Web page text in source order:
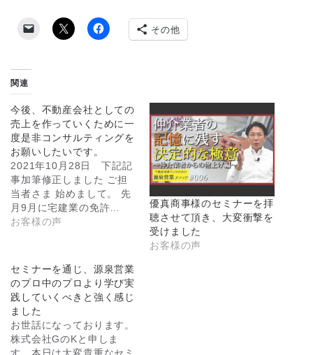
その他
関連
今後、不動産会社としての
売上を作っていくために一
度是非コンサルティングを
お願いしたいです。
2021年10月28日 下記記
事加筆修正しました ご担
当者さま 始めまして。 先
月9月に宅建業の免許…
お客様の声
優真商事様のセミナーを拝
聴させて頂き、大変衝撃を
受けました
お客様の声
セミナーを通じ、源泉営業
のプロ中のプロより学び実
践していくべきと強く感じ
ました
お世話になっております。
株式会社GのKと申しま